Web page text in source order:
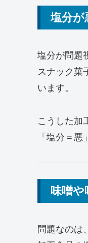
塩分が
塩分が問題
スナック菓
います。
こうした加
「塩分＝
味噌や
問題なのは